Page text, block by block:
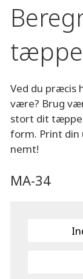
Ved du præcis
være? Brug
stort dit tæppe
form. Print din
nemt!
MA-34